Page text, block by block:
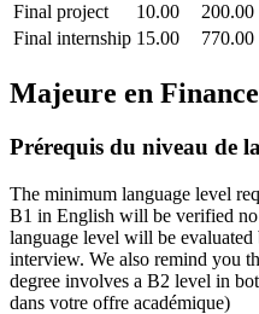
Final project
10.00 200.00
Final internship 15.00 770.00
Majeure en
Prérequis du niveau de
The minimum language level
B1 in English will be verified
language level will be
interview. We also remind you
degree involves a B2 level in
dans votre offre académique)